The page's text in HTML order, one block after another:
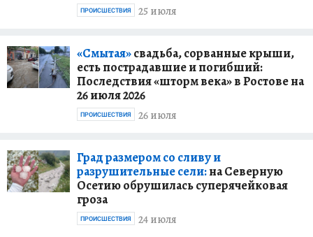
25 июля
ПРОИСШЕСТВИЯ
«Смытая»свадьба, сорванные крыши,
есть пострадавшие и погибший:
Последствия «шторм века» в Ростове на
26 июля 2026
26 июля
ПРОИСШЕСТВИЯ
Град размером со сливу и
разрушительные сели:на Северную
Осетию обрушилась суперячейковая
гроза
24 июля
ПРОИСШЕСТВИЯ